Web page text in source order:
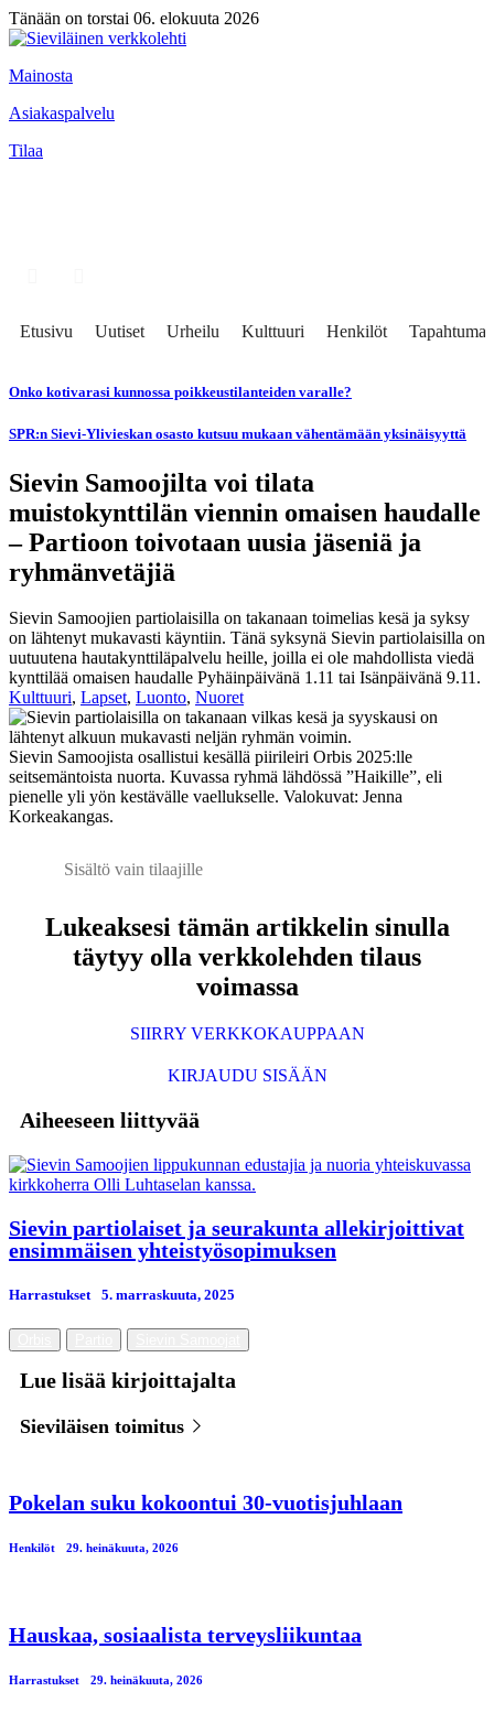
Tänään on torstai 06. elokuuta 2026
Mainosta
Asiakaspalvelu
Tilaa
Etusivu Uutiset Urheilu Kulttuuri Henkilöt Tapahtumat
Onko kotivarasi kunnossa poikkeustilanteiden varalle?
SPR:n Sievi-Ylivieskan osasto kutsuu mukaan vähentämään yksinäisyyttä
Sievin Samoojilta voi tilata
muistokynttilän viennin omaisen haudalle
– Partioon toivotaan uusia jäseniä ja
ryhmänvetäjiä
Sievin Samoojien partiolaisilla on takanaan toimelias kesä ja syksy
on lähtenyt mukavasti käyntiin. Tänä syksynä Sievin partiolaisilla on
uutuutena hautakynttiläpalvelu heille, joilla ei ole mahdollista viedä
kynttilää omaisen haudalle Pyhäinpäivänä 1.11 tai Isänpäivänä 9.11.
Kulttuuri, Lapset, Luonto, Nuoret
Sievin Samoojista osallistui kesällä piirileiri Orbis 2025:lle
seitsemäntoista nuorta. Kuvassa ryhmä lähdössä ”Haikille”, eli
pienelle yli yön kestävälle vaellukselle. Valokuvat: Jenna
Korkeakangas.
Sisältö vain tilaajille
Lukeaksesi tämän artikkelin sinulla
täytyy olla verkkolehden tilaus
voimassa
SIIRRY VERKKOKAUPPAAN
KIRJAUDU SISÄÄN
Aiheeseen liittyvää
Sievin partiolaiset ja seurakunta allekirjoittivat
ensimmäisen yhteistyösopimuksen
Harrastukset 5. marraskuuta, 2025
Lue lisää kirjoittajalta
Sieviläisen toimitus
Pokelan suku kokoontui 30-vuotisjuhlaan
Henkilöt 29. heinäkuuta, 2026
Hauskaa, sosiaalista terveysliikuntaa
Harrastukset 29. heinäkuuta, 2026